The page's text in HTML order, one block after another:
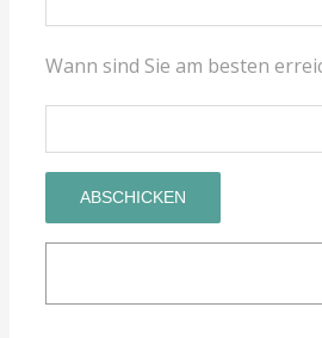
Wann sind Sie am besten